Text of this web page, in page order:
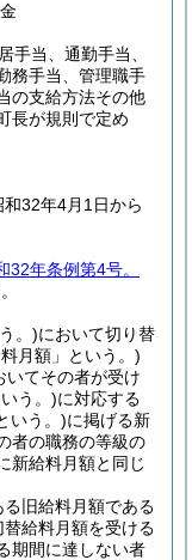
手当、通勤手当、
務手当、管理職手
の支給方法その他
長が規則で定め
32年4月1日から
32年条例第4号。
。)において切り替
月額」という。)
いてその者が受け
う。)に対応する
いう。)に掲げる新
者の職務の等級の
新給料月額と同じ
旧給料月額である
給料月額を受ける
期間に達しない者